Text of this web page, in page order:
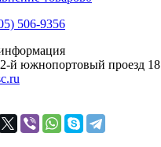
506-9356
й южнопортовый проезд 18